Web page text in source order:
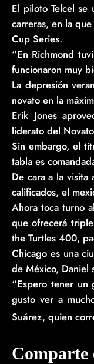
El piloto Telcel se
carreras, en la
Cup Series.
“En Richmond
funcionaron muy
La depresión
novato en la
Erik Jones
liderato del
Sin embargo, el
tabla es
De cara a la
calificados, el
Ahora toca turno
que ofrecerá
the Turtles 400,
Chicago es una
de México, Daniel
“Espero tener un
gusto ver a
Suárez, quien
Comparte